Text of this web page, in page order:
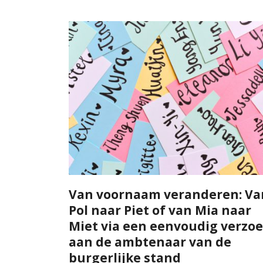
Van voornaam veranderen:
Pol naar Piet of van Mia naar
Miet via een eenvoudig
aan de ambtenaar van de
burgerlijke stand